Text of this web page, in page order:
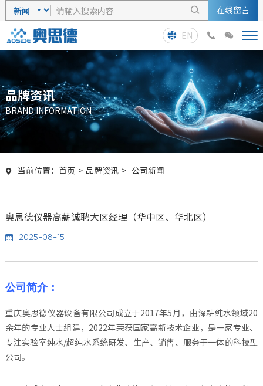
 在线留言
 EN  
品牌资讯
BRAND INFORMATION
 当前位置： 首页 > 品牌资讯 > 公司新闻
奥思德仪器高薪诚聘大区经理（华中区、华北区）
 2025-08-15
公司简介：
重庆奥思德仪器设备有限公司成立于2017年5月，由深耕纯水领域20
余年的专业人士组建，2022年荣获国家高新技术企业，是一家专业、
专注实验室纯水/超纯水系统研发、生产、销售、服务于一体的科技型
公司。